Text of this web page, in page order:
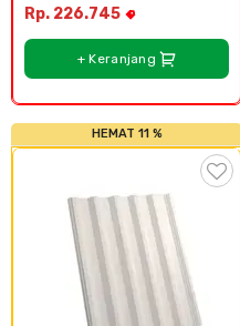
Peralatan
Aksesoris
Scaffolding
Konstruksi
Atap &
Besi Profil
Semen &
Rp. 226.745
+ Keranjang
HEMAT 11 %